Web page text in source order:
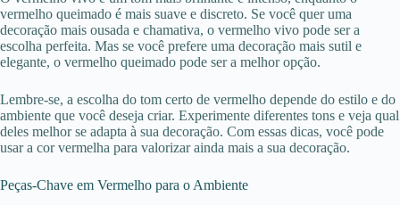
vermelho queimado é mais suave e discreto. Se você quer uma
decoração mais ousada e chamativa, o vermelho vivo pode ser a
escolha perfeita. Mas se você prefere uma decoração mais sutil e
elegante, o vermelho queimado pode ser a melhor opção.
Lembre-se, a escolha do tom certo de vermelho depende do estilo e do
ambiente que você deseja criar. Experimente diferentes tons e veja qual
deles melhor se adapta à sua decoração. Com essas dicas, você pode
usar a cor vermelha para valorizar ainda mais a sua decoração.
Peças-Chave em Vermelho para o Ambiente